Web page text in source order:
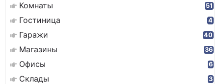
Комнаты 51
Гостиница 4
Гаражи 40
Магазины 36
Офисы 6
Склады 3